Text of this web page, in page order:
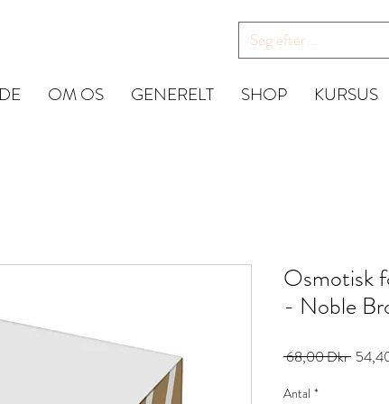
OM OS GENERELT SHOP KURSUS
Osmotisk
- Noble
68,00 Dkr
Antal *